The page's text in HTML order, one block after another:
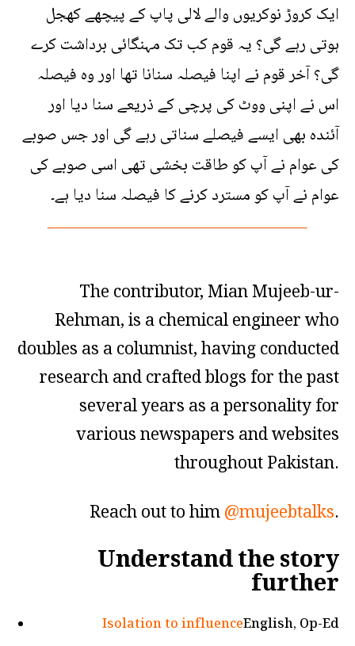
ایک کروڑ نوکریوں والے لالی پاپ کے پیچھے کھجل
ہوتی رہے گی؟ یہ قوم کب تک مہنگائی برداشت کرے
گی؟ آخر قوم نے اپنا فیصلہ سنانا تھا اور وہ فیصلہ
اس نے اپنی ووٹ کی پرچی کے ذریعے سنا دیا اور
آئندہ بھی ایسے فیصلے سناتی رہے گی اور جس صوبے
کی عوام نے آپ کو طاقت بخشی تھی اسی صوبے کی
عوام نے آپ کو مسترد کرنے کا فیصلہ سنا دیا ہے۔
The contributor, Mian Mujeeb-ur-
Rehman, is a chemical engineer who
doubles as a columnist, having conducted
research and crafted blogs for the past
several years as a personality for
various newspapers and websites
throughout Pakistan.
Reach out to him@mujeebtalks.
Understand the story
further
Isolation to influenceEnglish, Op-Ed